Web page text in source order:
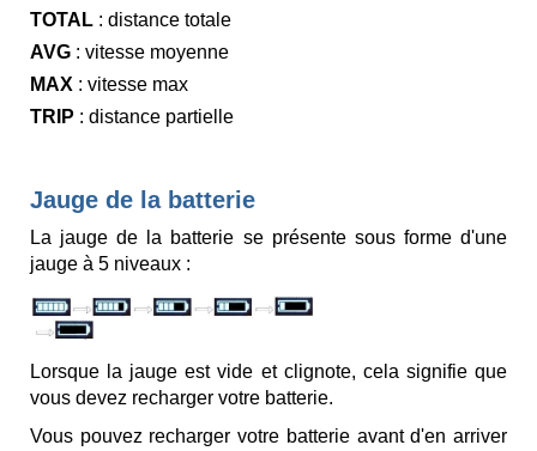
TOTAL : distance totale
AVG : vitesse moyenne
MAX : vitesse max
TRIP : distance partielle
Jauge de la batterie
La jauge de la batterie se présente sous forme d'une
jauge à 5 niveaux :
Lorsque la jauge est vide et clignote, cela signifie que
vous devez recharger votre batterie.
Vous pouvez recharger votre batterie avant d'en arriver